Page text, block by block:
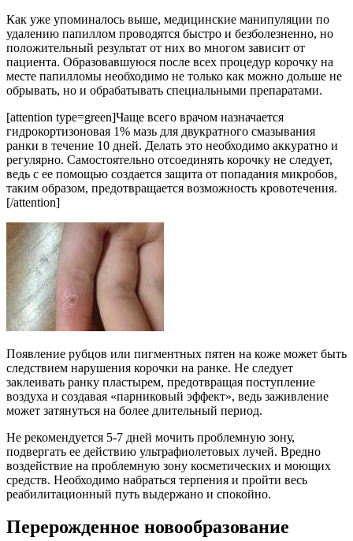
Как уже упоминалось выше, медицинские манипуляции по
удалению папиллом проводятся быстро и безболезненно, но
положительный результат от них во многом зависит от
пациента. Образовавшуюся после всех процедур корочку на
месте папилломы необходимо не только как можно дольше не
обрывать, но и обрабатывать специальными препаратами.
[attention type=green]Чаще всего врачом назначается
гидрокортизоновая 1% мазь для двукратного смазывания
ранки в течение 10 дней. Делать это необходимо аккуратно и
регулярно. Самостоятельно отсоединять корочку не следует,
ведь с ее помощью создается защита от попадания микробов,
таким образом, предотвращается возможность кровотечения.
[/attention]
Появление рубцов или пигментных пятен на коже может быть
следствием нарушения корочки на ранке. Не следует
заклеивать ранку пластырем, предотвращая поступление
воздуха и создавая «парниковый эффект», ведь заживление
может затянуться на более длительный период.
Не рекомендуется 5-7 дней мочить проблемную зону,
подвергать ее действию ультрафиолетовых лучей. Вредно
воздействие на проблемную зону косметических и моющих
средств. Необходимо набраться терпения и пройти весь
реабилитационный путь выдержано и спокойно.
Перерожденное новообразование